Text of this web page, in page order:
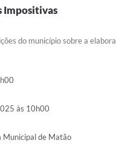
Impositivas
do município sobre a
às 10h00
Municipal de Matão